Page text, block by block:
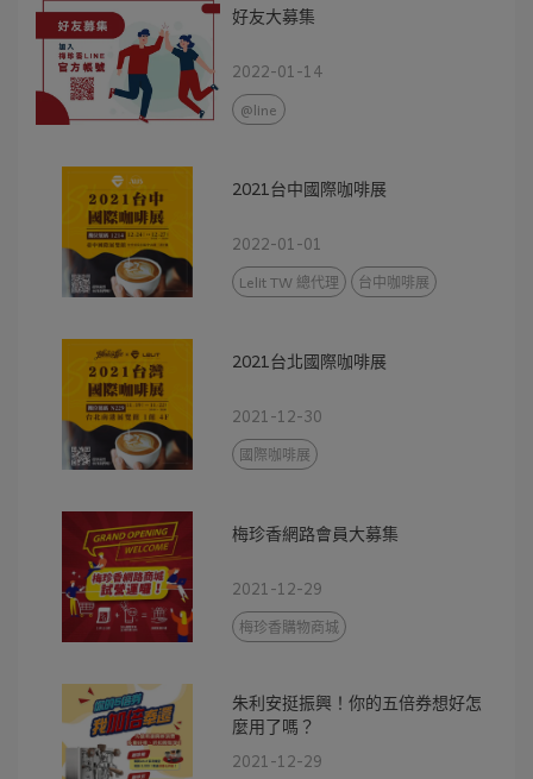
好友大募集
2022-01-14
@line
2021台中國際咖啡展
2022-01-01
Lelit TW 總代理 台中咖啡展
2021台北國際咖啡展
2021-12-30
國際咖啡展
梅珍香網路會員大募集
2021-12-29
梅珍香購物商城
朱利安挺振興！你的五倍券想好怎
麼用了嗎？
2021-12-29